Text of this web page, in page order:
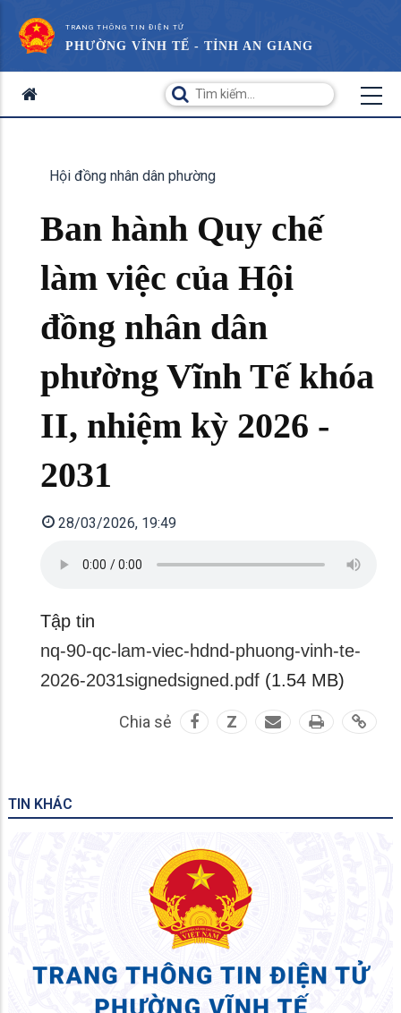
TRANG THÔNG TIN ĐIỆN TỬ
PHƯỜNG VĨNH TẾ - TỈNH AN GIANG
Hội đồng nhân dân phường
Ban hành Quy chế
làm việc của Hội
đồng nhân dân
phường Vĩnh Tế khóa
II, nhiệm kỳ 2026 -
2031
28/03/2026, 19:49
Tập tin
nq-90-qc-lam-viec-hdnd-phuong-vinh-te-
2026-2031signedsigned.pdf (1.54 MB)
Chia sẻ Z
TIN KHÁC